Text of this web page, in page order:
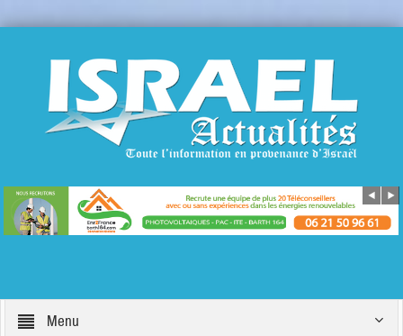
Menu